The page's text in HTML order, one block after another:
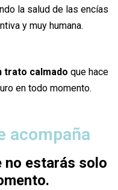
la salud de las encías
y muy humana.
trato calmado que hace
en todo momento.
acompaña
no estarás solo